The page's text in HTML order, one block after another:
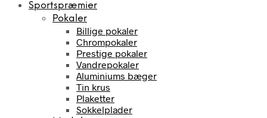
Sportspræmier
Pokaler
Billige pokaler
Chrompokaler
Prestige pokaler
Vandrepokaler
Aluminiums bæger
Tin krus
Plaketter
Sokkelplader